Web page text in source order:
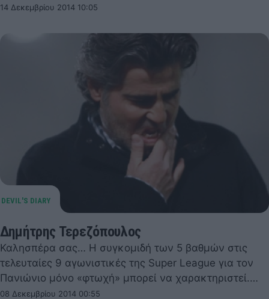
14 Δεκεμβρίου 2014 10:05
Δημήτρης Τερεζόπουλος
Καλησπέρα σας… Η συγκομιδή των 5 βαθμών στις
τελευταίες 9 αγωνιστικές της Super League για τον
Πανιώνιο μόνο «φτωχή» μπορεί να χαρακτηριστεί.…
08 Δεκεμβρίου 2014 00:55